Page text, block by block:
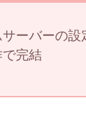
ーバーの設
完結